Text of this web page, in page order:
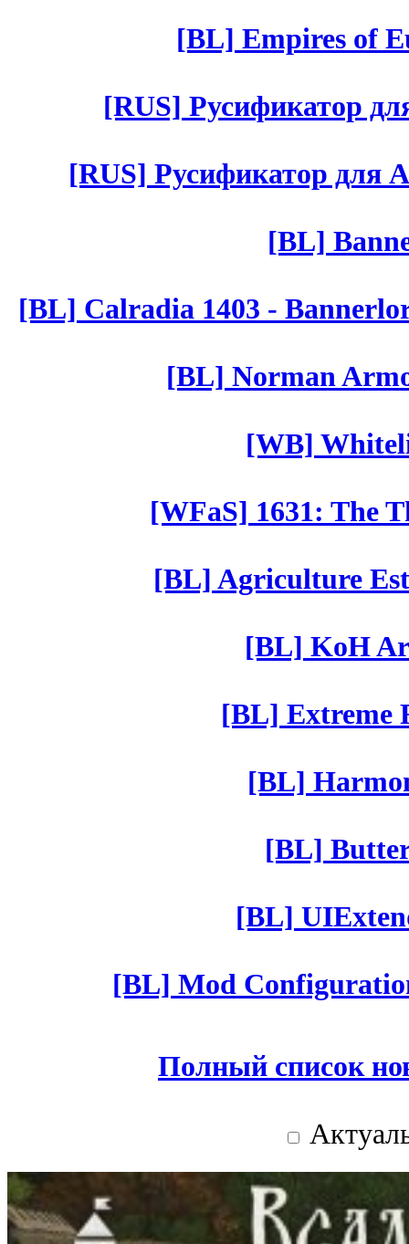
[BL] Empires of
[RUS] Русификатор
[RUS] Русификатор для
[BL]
[BL] Calradia 1403 -
[BL] Norman
[WB]
[WFaS] 1631: The
[BL] Agriculture
[BL] KoH
[BL] Extreme
[BL]
[BL]
[BL]
[BL] Mod
Полный список